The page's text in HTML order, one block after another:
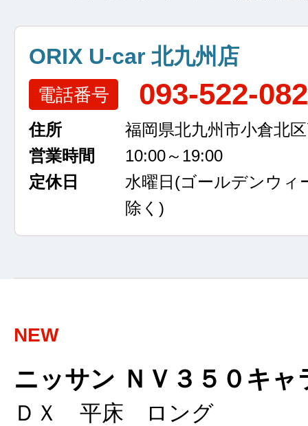
ORIX U-car 北九州店
電話番号 093-522-
住所
福岡県北九州市小倉北
営業時間
10:00～19:00
定休日
水曜日 (ゴールデンウィ
除く)
NEW
ニッサン ＮＶ３５０キャ
ＤＸ 平床 ロング